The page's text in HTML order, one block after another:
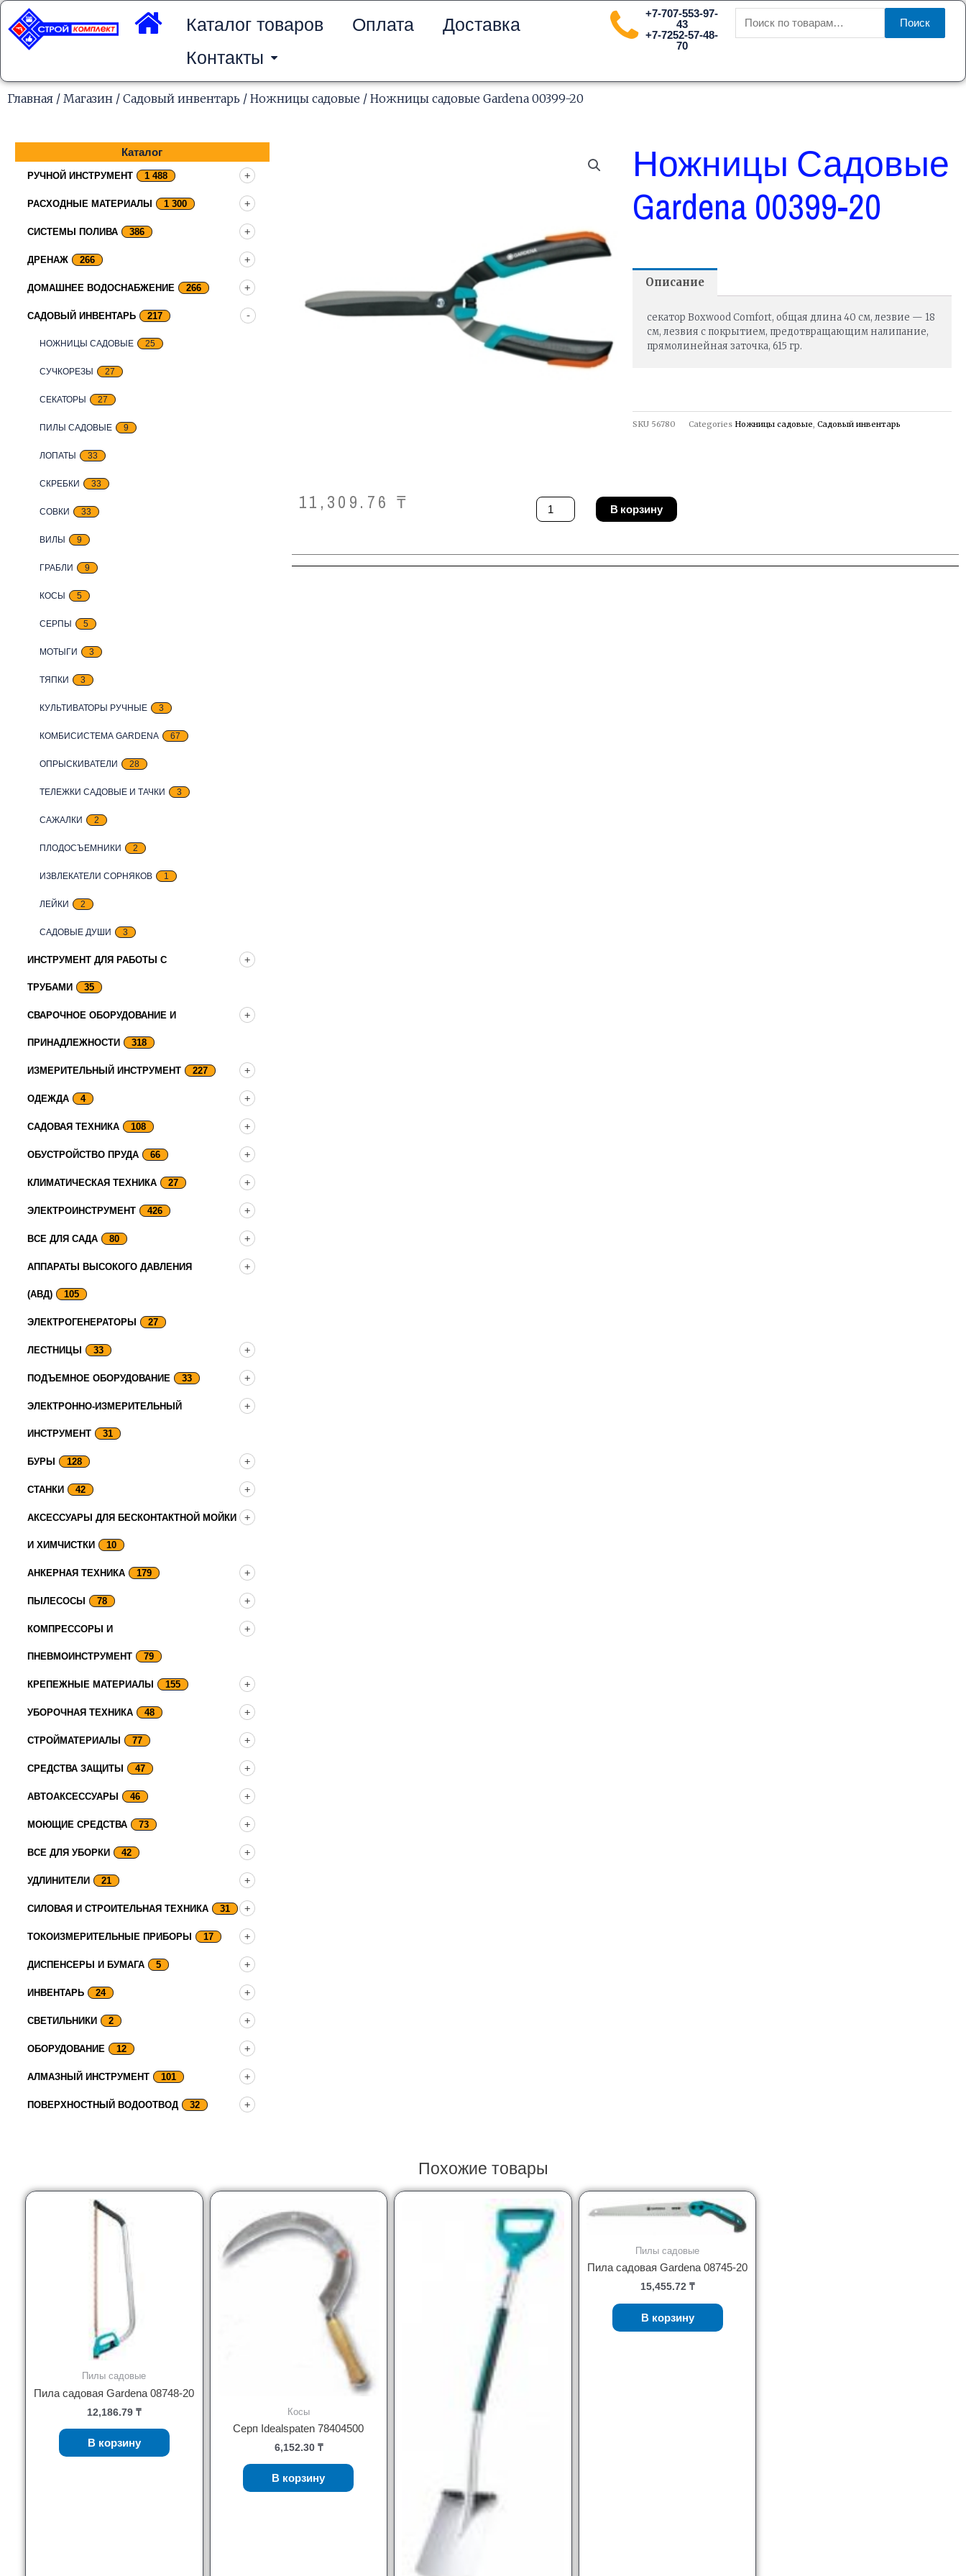
Перейти
содержимому
Каталог товаров Оплата
Доставка
Контакты
+7-707-553-97-
43
+7-7252-57-48-
70
Искать:
Поиск
Главная / Магазин / Садовый инвентарь / Ножницы садовые / Ножницы садовые Gardena 00399-20
Каталог
РУЧНОЙ ИНСТРУМЕНТ 1 488
РАСХОДНЫЕ МАТЕРИАЛЫ 1 300
СИСТЕМЫ ПОЛИВА 386
ДРЕНАЖ 266
ДОМАШНЕЕ ВОДОСНАБЖЕНИЕ 266
САДОВЫЙ ИНВЕНТАРЬ 217
НОЖНИЦЫ САДОВЫЕ 25
СУЧКОРЕЗЫ 27
СЕКАТОРЫ 27
ПИЛЫ САДОВЫЕ 9
ЛОПАТЫ 33
СКРЕБКИ 33
СОВКИ 33
ВИЛЫ 9
ГРАБЛИ 9
КОСЫ 5
СЕРПЫ 5
МОТЫГИ 3
ТЯПКИ 3
КУЛЬТИВАТОРЫ РУЧНЫЕ 3
КОМБИСИСТЕМА GARDENA 67
ОПРЫСКИВАТЕЛИ 28
ТЕЛЕЖКИ САДОВЫЕ И ТАЧКИ 3
САЖАЛКИ 2
ПЛОДОСЪЕМНИКИ 2
ИЗВЛЕКАТЕЛИ СОРНЯКОВ 1
ЛЕЙКИ 2
САДОВЫЕ ДУШИ 3
ИНСТРУМЕНТ ДЛЯ РАБОТЫ С
ТРУБАМИ 35
СВАРОЧНОЕ ОБОРУДОВАНИЕ И
ПРИНАДЛЕЖНОСТИ 318
ИЗМЕРИТЕЛЬНЫЙ ИНСТРУМЕНТ 227
ОДЕЖДА 4
САДОВАЯ ТЕХНИКА 108
ОБУСТРОЙСТВО ПРУДА 66
КЛИМАТИЧЕСКАЯ ТЕХНИКА 27
ЭЛЕКТРОИНСТРУМЕНТ 426
ВСЕ ДЛЯ САДА 80
АППАРАТЫ ВЫСОКОГО ДАВЛЕНИЯ
(АВД) 105
ЭЛЕКТРОГЕНЕРАТОРЫ 27
ЛЕСТНИЦЫ 33
ПОДЪЕМНОЕ ОБОРУДОВАНИЕ 33
ЭЛЕКТРОННО-ИЗМЕРИТЕЛЬНЫЙ
ИНСТРУМЕНТ 31
БУРЫ 128
СТАНКИ 42
АКСЕССУАРЫ ДЛЯ БЕСКОНТАКТНОЙ МОЙКИ
И ХИМЧИСТКИ 10
АНКЕРНАЯ ТЕХНИКА 179
ПЫЛЕСОСЫ 78
КОМПРЕССОРЫ И
ПНЕВМОИНСТРУМЕНТ 79
КРЕПЕЖНЫЕ МАТЕРИАЛЫ 155
УБОРОЧНАЯ ТЕХНИКА 48
СТРОЙМАТЕРИАЛЫ 77
СРЕДСТВА ЗАЩИТЫ 47
АВТОАКСЕССУАРЫ 46
МОЮЩИЕ СРЕДСТВА 73
ВСЕ ДЛЯ УБОРКИ 42
УДЛИНИТЕЛИ 21
СИЛОВАЯ И СТРОИТЕЛЬНАЯ ТЕХНИКА 31
ТОКОИЗМЕРИТЕЛЬНЫЕ ПРИБОРЫ 17
ДИСПЕНСЕРЫ И БУМАГА 5
ИНВЕНТАРЬ 24
СВЕТИЛЬНИКИ 2
ОБОРУДОВАНИЕ 12
АЛМАЗНЫЙ ИНСТРУМЕНТ 101
ПОВЕРХНОСТНЫЙ ВОДООТВОД 32
Ножницы Садовые
Gardena 00399-20
Описание
секатор Boxwood Comfort, общая длина 40 см, лезвие — 18
см, лезвия с покрытием, предотвращающим налипание,
прямолинейная заточка, 615 гр.
SKU 56780 Categories Ножницы садовые, Садовый инвентарь
11,309.76 ₸
Количество
товара
Ножницы
00399-
20
В корзину
Похожие товары
Пилы садовые
Пила садовая Gardena 08748-20
12,186.79₸
В корзину
Косы
Серп Idealspaten 78404500
6,152.30 ₸
В корзину
Пилы садовые
Пила садовая Gardena 08745-20
15,455.72₸
В корзину